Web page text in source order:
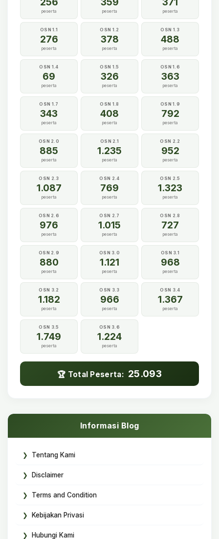
peserta peserta peserta
OSN 1.1
276
peserta
OSN 1.2
378
peserta
OSN 1.3
488
peserta
OSN 1.4
69
peserta
OSN 1.5
326
peserta
OSN 1.6
363
peserta
OSN 1.7
343
peserta
OSN 1.8
408
peserta
OSN 1.9
792
peserta
OSN 2.0
885
peserta
OSN 2.1
1.235
peserta
OSN 2.2
952
peserta
OSN 2.3
1.087
peserta
OSN 2.4
769
peserta
OSN 2.5
1.323
peserta
OSN 2.6
976
peserta
OSN 2.7
1.015
peserta
OSN 2.8
727
peserta
OSN 2.9
880
peserta
OSN 3.0
1.121
peserta
OSN 3.1
968
peserta
OSN 3.2
1.182
peserta
OSN 3.3
966
peserta
OSN 3.4
1.367
peserta
OSN 3.5
1.749
peserta
OSN 3.6
1.224
peserta
🏆 Total Peserta: 25.093
Informasi Blog
Tentang Kami
Disclaimer
Terms and Condition
Kebijakan Privasi
Hubungi Kami